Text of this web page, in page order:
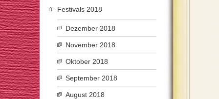
Festivals 2018
Dezember 2018
November 2018
Oktober 2018
September 2018
August 2018